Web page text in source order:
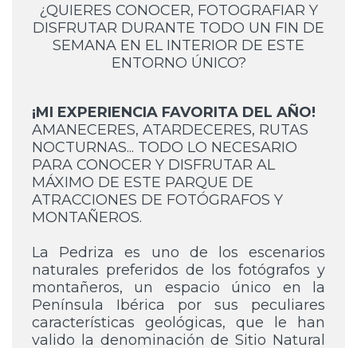
¿QUIERES CONOCER, FOTOGRAFIAR Y
DISFRUTAR DURANTE TODO UN FIN DE
SEMANA EN EL INTERIOR DE ESTE
ENTORNO ÚNICO?
¡MI EXPERIENCIA FAVORITA DEL AÑO!
AMANECERES, ATARDECERES, RUTAS
NOCTURNAS... TODO LO NECESARIO
PARA CONOCER Y DISFRUTAR AL
MÁXIMO DE ESTE PARQUE DE
ATRACCIONES DE FOTÓGRAFOS Y
MONTAÑEROS.
La Pedriza es uno de los escenarios
naturales preferidos de los fotógrafos y
montañeros, un espacio único en la
Península Ibérica por sus peculiares
características geológicas, que le han
valido la denominación de Sitio Natural